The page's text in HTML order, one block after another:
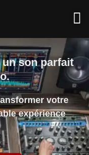
son parfait
votre
expérience